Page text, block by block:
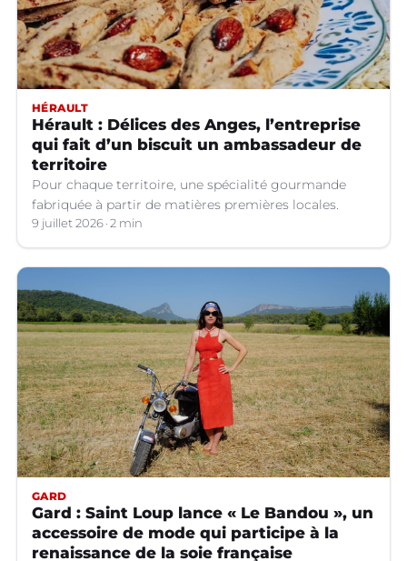
HÉRAULT
Hérault : Délices des Anges, l’entreprise
qui fait d’un biscuit un ambassadeur de
territoire
Pour chaque territoire, une spécialité gourmande
fabriquée à partir de matières premières locales.
9 juillet 2026 2 min
GARD
Gard : Saint Loup lance « Le Bandou », un
accessoire de mode qui participe à la
renaissance de la soie française